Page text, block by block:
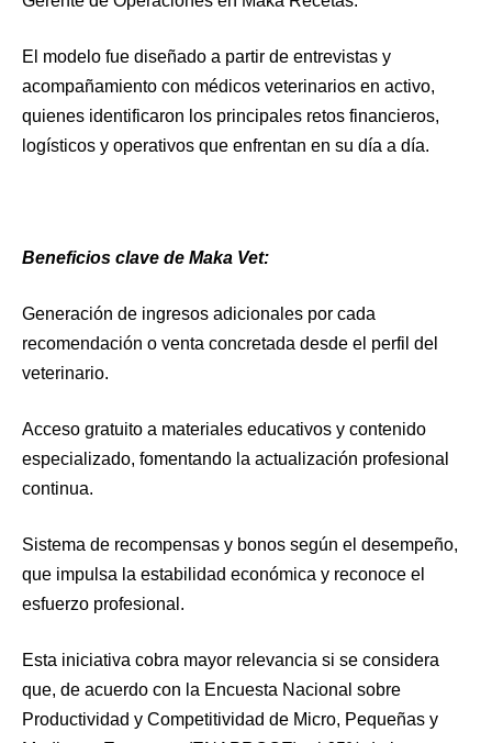
El modelo fue diseñado a partir de entrevistas y
acompañamiento con médicos veterinarios en activo,
quienes identificaron los principales retos financieros,
logísticos y operativos que enfrentan en su día a día.
Beneficios clave de Maka Vet:
Generación de ingresos adicionales por cada
recomendación o venta concretada desde el perfil del
veterinario.
Acceso gratuito a materiales educativos y contenido
especializado, fomentando la actualización profesional
continua.
Sistema de recompensas y bonos según el desempeño,
que impulsa la estabilidad económica y reconoce el
esfuerzo profesional.
Esta iniciativa cobra mayor relevancia si se considera
que, de acuerdo con la Encuesta Nacional sobre
Productividad y Competitividad de Micro, Pequeñas y